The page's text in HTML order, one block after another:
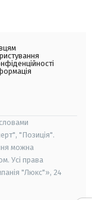
"Позиція".
можна
Усі права
"Люкс"», 24